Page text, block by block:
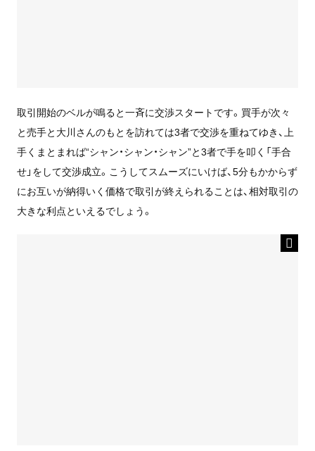
取引開始のベルが鳴ると一斉に交渉スタートです。買手が次々
と売手と大川さんのもとを訪れては3者で交渉を重ねてゆき、上
手くまとまれば“シャン・シャン・シャン”と3者で手を叩く「手合
せ」をして交渉成立。こうしてスムーズにいけば、5分もかからず
にお互いが納得いく価格で取引が終えられることは、相対取引の
大きな利点といえるでしょう。